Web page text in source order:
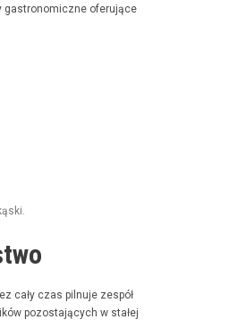
gas­tro­nom­iczne ofer­u­jące
cały czas pil­nu­je zespół
pozosta­ją­cych w stałej